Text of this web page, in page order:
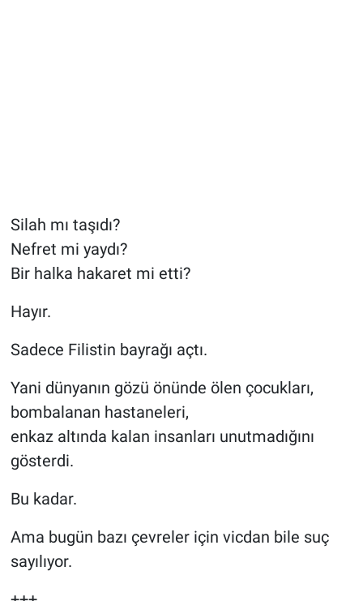
Silah mı taşıdı?
Nefret mi yaydı?
Bir halka hakaret mi etti?
Hayır.
Sadece Filistin bayrağı açtı.
Yani dünyanın gözü önünde ölen çocukları,
bombalanan hastaneleri,
enkaz altında kalan insanları unutmadığını
gösterdi.
Bu kadar.
Ama bugün bazı çevreler için vicdan bile suç
sayılıyor.